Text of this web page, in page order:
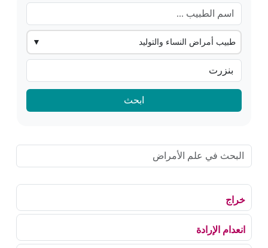
طبيب أمراض النساء والتوليد
ابحث
خراج
انعدام الإرادة